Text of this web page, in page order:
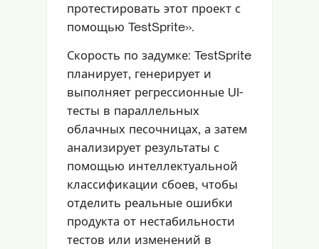
протестировать этот проект с
помощью TestSprite».
Скорость по задумке: TestSprite
планирует, генерирует и
выполняет регрессионные UI-
тесты в параллельных
облачных песочницах, а затем
анализирует результаты с
помощью интеллектуальной
классификации сбоев, чтобы
отделить реальные ошибки
продукта от нестабильности
тестов или изменений в